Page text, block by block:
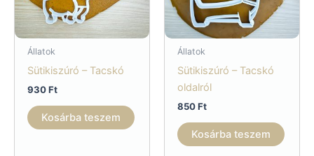
Állatok
Sütikiszúró – Tacskó
930Ft
Kosárba teszem
Állatok
Sütikiszúró – Tacskó
oldalról
850Ft
Kosárba teszem